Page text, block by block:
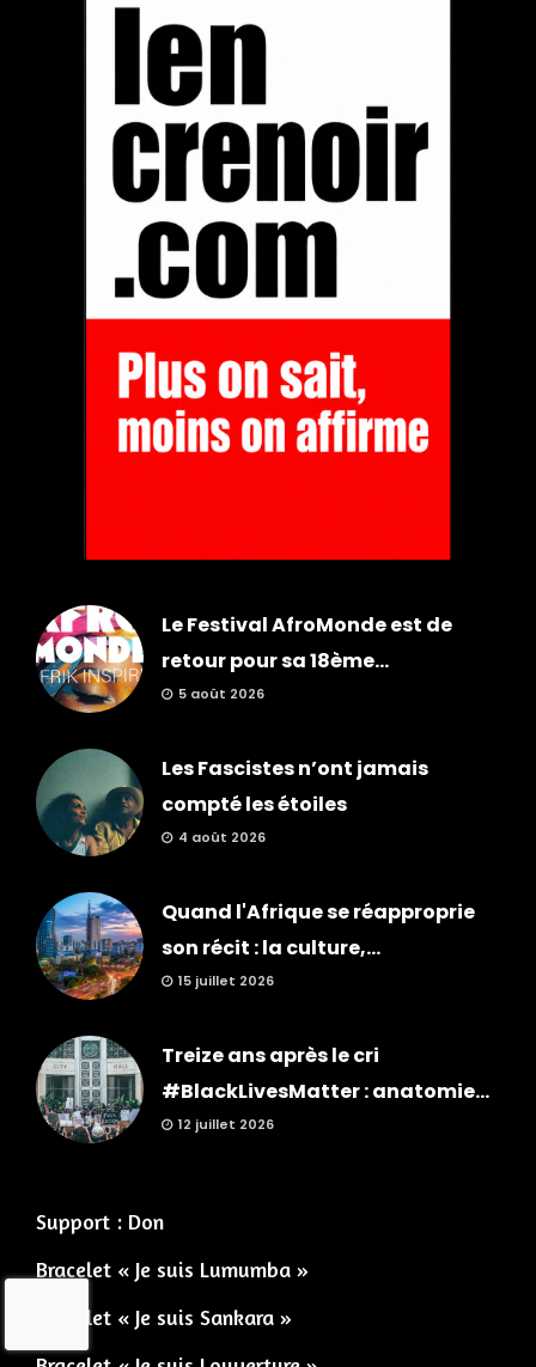
Le Festival AfroMonde est de
retour pour sa 18ème...
5 août 2026
Les Fascistes n’ont jamais
compté les étoiles
4 août 2026
Quand l'Afrique se réapproprie
son récit : la culture,...
15 juillet 2026
Treize ans après le cri
#BlackLivesMatter : anatomie...
12 juillet 2026
Support : Don
Bracelet « Je suis Lumumba »
Bracelet « Je suis Sankara »